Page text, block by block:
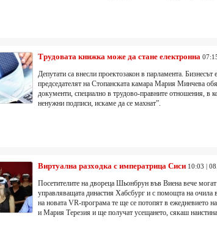
Трудовата книжка може да стане електронна
Депутати са внесли проектозакон в парламента.
председателят на Стопанската камара Мария Минчева
документи, специално в трудово-правните отношения, в
ненужни подписи, искаме да се махнат”.
Виртуална разходка с императрица Сиси 10:03 |
Посетителите на двореца Шьонбрун във Виена вече
управляващата династия Хабсбург и с помощта на очила
на новата VR-програма те ще се потопят в ежедневието
и Мария Терезия и ще получат усещането, сякаш